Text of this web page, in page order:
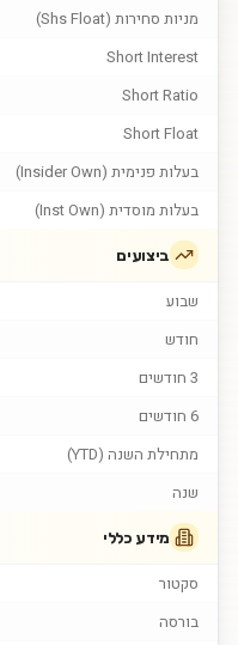
מניות סחירות (Shs Float)
Short Interest
Short Ratio
Short Float
בעלות פנימית (Insider Own)
בעלות מוסדית (Inst Own)
ביצועים
שבוע
חודש
3 חודשים
6 חודשים
מתחילת השנה (YTD)
שנה
מידע כללי
סקטור
בורסה